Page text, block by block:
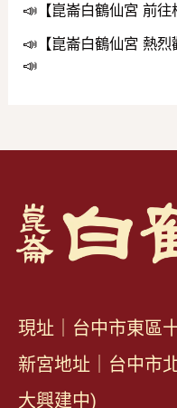
📣【崑崙白鶴仙宮 前
📣【崑崙白鶴仙宮 熱烈
📣
現址｜台中市東區
新宮地址｜台中市
大興建中)